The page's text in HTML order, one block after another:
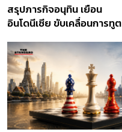
สรุปภารกิจอนุทิน เยือน
อินโดนีเซีย ขับเคลื่อนการทูต
ส่วนยุทธศาสตร์ไทย –
อินโดนีเซีย